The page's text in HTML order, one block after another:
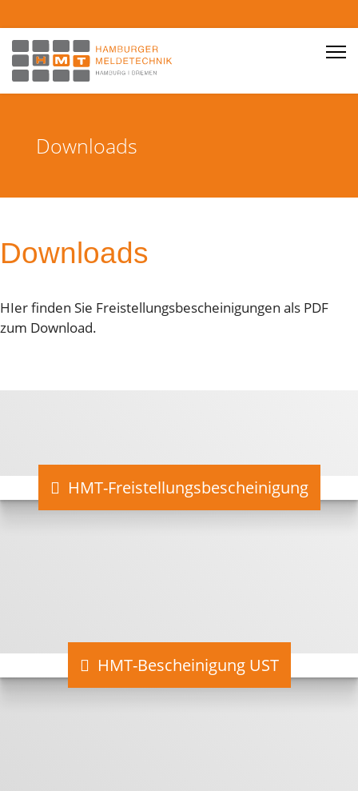
HMT Hamburger
Downloads
Downloads
HIer finden Sie Freistellungsbescheinigungen als PDF
zum Download.
HMT-Freistellungsbescheinigung
HMT-Bescheinigung UST